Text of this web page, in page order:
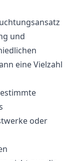
und
eine Vielzahl
oder